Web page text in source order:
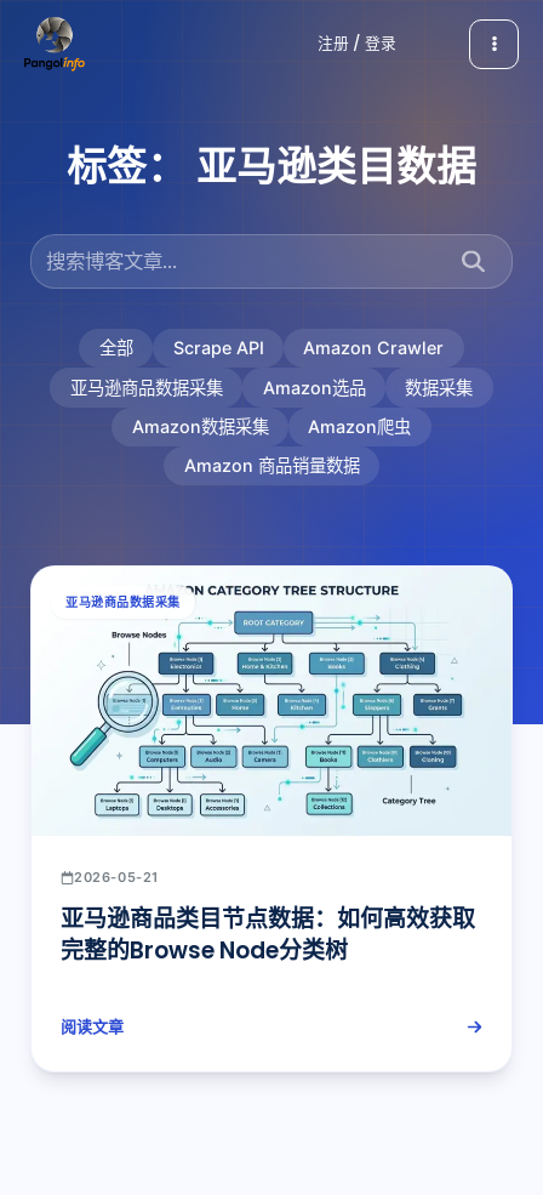
注册 / 登录
标签： 亚马逊类目数据
全部 Scrape API
Amazon Crawler
亚马逊商品数据采集
Amazon选品
数据采集
Amazon数据采集
Amazon爬虫
Amazon 商品销量数据
亚马逊商品数据采集
2026-05-21
亚马逊商品类目节点数据：如何高效获取
完整的Browse Node分类树
阅读文章